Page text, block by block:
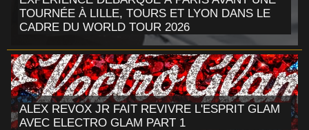
TOURNÉE À LILLE, TOURS ET LYON DANS LE
CADRE DU WORLD TOUR 2026
ALEX REVOX JR FAIT REVIVRE L'ESPRIT GLAM
AVEC ELECTRO GLAM PART 1